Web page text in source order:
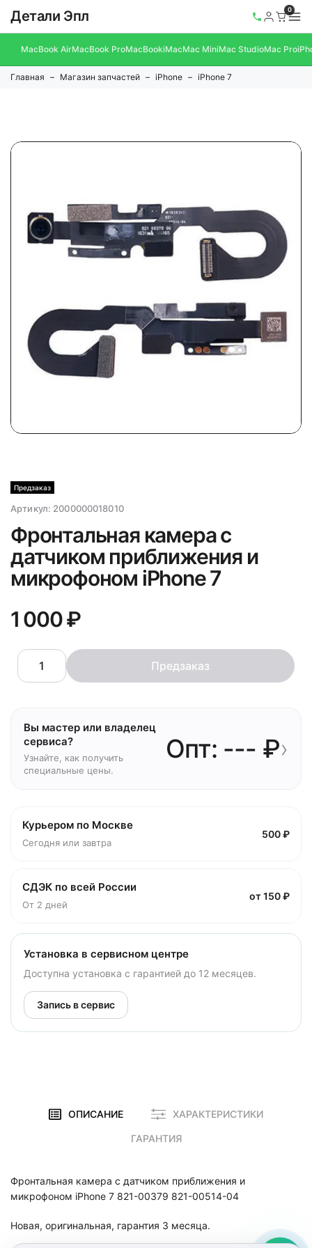
Детали Эпл 0
MacBook AirMacBook ProMacBookiMacMac MiniMac StudioMac Pro
Главная Магазин запчастей iPhone iPhone 7
Предзаказ
Артикул: 2000000018010
Фронтальная камера с
датчиком приближения и
микрофоном iPhone 7
1 000 ₽
Предзаказ
Вы мастер или владелец
сервиса?
Узнайте, как получить
специальные цены.
Опт: --- ₽›
Курьером по Москве
Сегодня или завтра
500 ₽
СДЭК по всей России
От 2 дней
от 150 ₽
Установка в сервисном центре
Доступна установка с гарантией до 12 месяцев.
Запись в сервис
ОПИСАНИЕ ХАРАКТЕРИСТИКИ
ГАРАНТИЯ
Фронтальная камера с датчиком приближения и
микрофоном iPhone 7 821-00379 821-00514-04
Новая, оригинальная, гарантия 3 месяца.